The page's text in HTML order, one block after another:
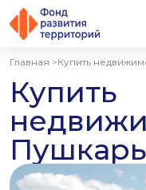
Главная >Купить
Купить
Пушкарь